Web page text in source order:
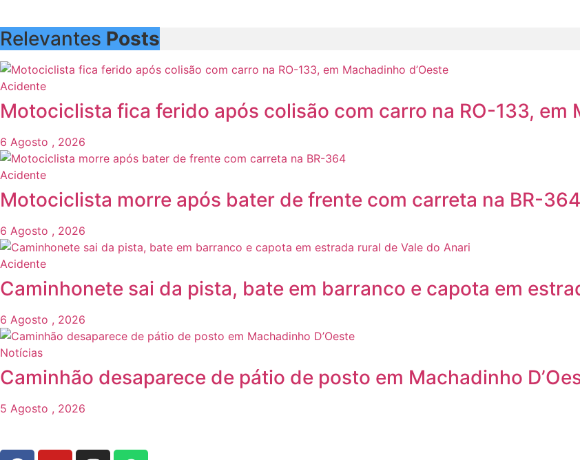
Relevantes Posts
Acidente
Motociclista fica ferido após colisão com carro na RO-133, em
6 Agosto , 2026
Acidente
Motociclista morre após bater de frente com carreta na BR-364
6 Agosto , 2026
Acidente
Caminhonete sai da pista, bate em barranco e capota em
6 Agosto , 2026
Notícias
Caminhão desaparece de pátio de posto em Machadinho
5 Agosto , 2026